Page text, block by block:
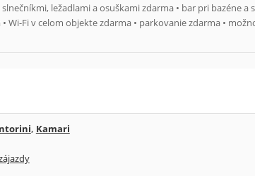
ležadlami a osuškami zdarma • bar pri bazéne a
Wi-Fi v celom objekte zdarma • parkovanie zdarma •
, Kamari